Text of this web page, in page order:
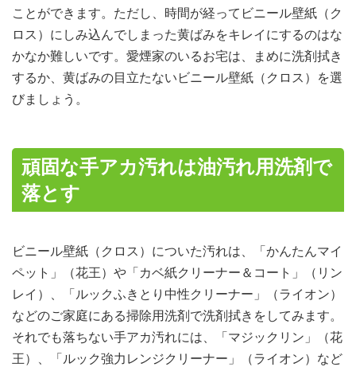
ことができます。ただし、時間が経ってビニール壁紙（ク
ロス）にしみ込んでしまった黄ばみをキレイにするのはな
かなか難しいです。愛煙家のいるお宅は、まめに洗剤拭き
するか、黄ばみの目立たないビニール壁紙（クロス）を選
びましょう。
頑固な手アカ汚れは油汚れ用洗剤で
落とす
ビニール壁紙（クロス）についた汚れは、「かんたんマイ
ペット」（花王）や「カベ紙クリーナー＆コート」（リン
レイ）、「ルックふきとり中性クリーナー」（ライオン）
などのご家庭にある掃除用洗剤で洗剤拭きをしてみます。
それでも落ちない手アカ汚れには、「マジックリン」（花
王）、「ルック強力レンジクリーナー」（ライオン）など